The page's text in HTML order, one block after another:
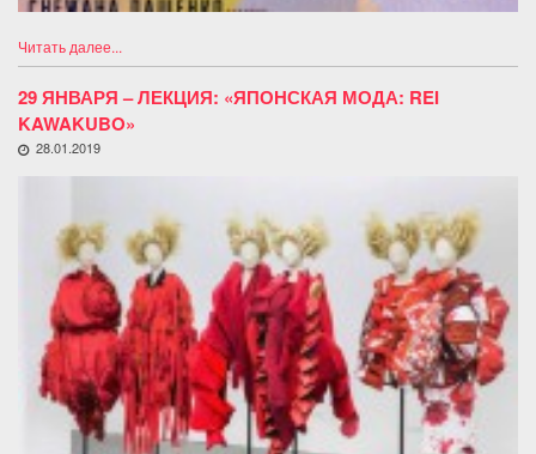
Читать далее...
29 ЯНВАРЯ – ЛЕКЦИЯ: «ЯПОНСКАЯ МОДА: REI
KAWAKUBO»
28.01.2019